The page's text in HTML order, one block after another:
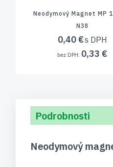
Neodymový Magnet MP
N38
0,40 €
0,33 €
Podrobnosti
Neodymový